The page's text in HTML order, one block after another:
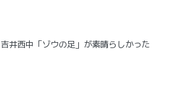
吉井西中「ゾウの足」が素晴らしかった